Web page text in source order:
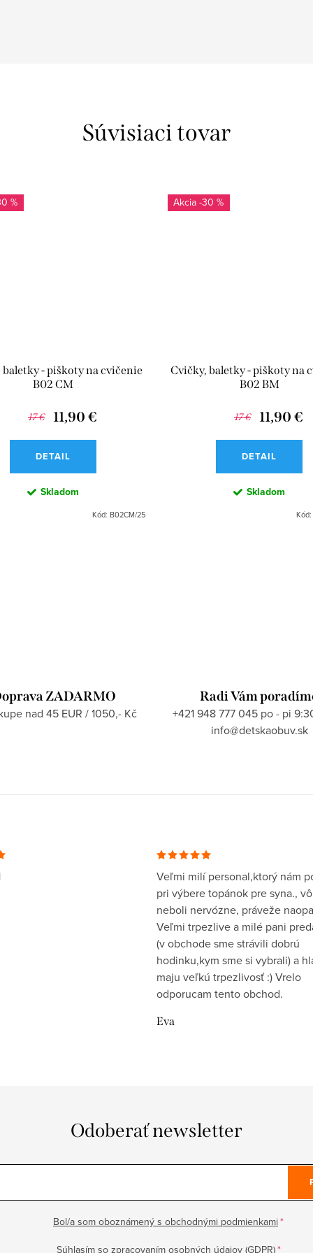
Súvisiaci tovar
%
baletky - piškoty na cvičenie
B02 CM
17 € 11,90 €
DETAIL
Skladom
Kód: B02CM/25
-30 %
Cvičky, baletky - piškoty na
B02 BM
17 € 11,90 €
DETAIL
Skladom
Kód:
ZADARMO
nad 45 EUR / 1050,- Kč
Radi Vám
+421 948 777 045 po - pi
info@detskaobuv.sk
Veľmi milí personal,ktorý nám
pri výbere topánok pre syna.,
neboli nervózne, práveže
Veľmi trpezlive a milé pani
(v obchode sme strávili dobrú
hodinku,kym sme si vybrali) a
maju veľkú trpezlivosť :) Vrelo
odporucam tento obchod.
Eva
Odoberať newsletter
Bol/a som oboznámený s obchodnými podmienkami
Súhlasím so zpracovaním osobných údajov (GDPR)